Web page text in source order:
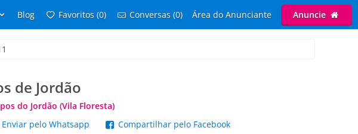
Blog Favoritos (0) Conversas (0) Área do Anunciante Anuncie
de Jordão
do Jordão (Vila Floresta)
Enviar pelo Whatsapp Compartilhar pelo Facebook